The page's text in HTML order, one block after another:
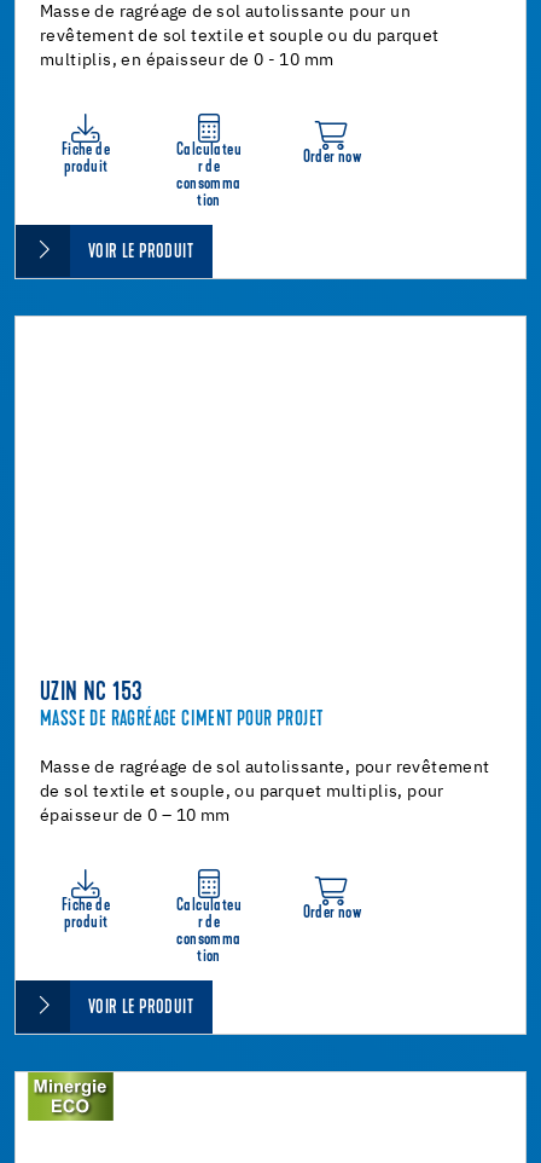
Masse de ragréage de sol autolissante pour un
revêtement de sol textile et souple ou du parquet
multiplis, en épaisseur de 0 - 10 mm
Fiche de
produit
Calculateu
r de
consomma
tion
Order now
VOIR LE PRODUIT
UZIN NC 153
MASSE DE RAGRÉAGE CIMENT POUR PROJET
Masse de ragréage de sol autolissante, pour revêtement
de sol textile et souple, ou parquet multiplis, pour
épaisseur de 0 – 10 mm
Fiche de
produit
Calculateu
r de
consomma
tion
Order now
VOIR LE PRODUIT